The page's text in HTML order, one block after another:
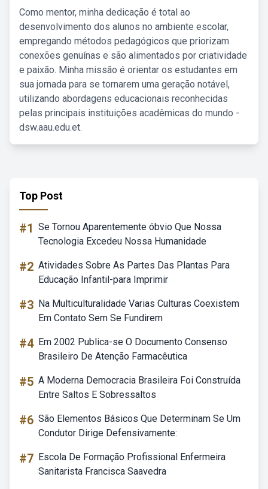
Como mentor, minha dedicação é total ao
desenvolvimento dos alunos no ambiente escolar,
empregando métodos pedagógicos que priorizam
conexões genuínas e são alimentados por criatividade
e paixão. Minha missão é orientar os estudantes em
sua jornada para se tornarem uma geração notável,
utilizando abordagens educacionais reconhecidas
pelas principais instituições acadêmicas do mundo -
dsw.aau.edu.et.
Top Post
#1 Se Tornou Aparentemente óbvio Que Nossa
Tecnologia Excedeu Nossa Humanidade
#2 Atividades Sobre As Partes Das Plantas Para
Educação Infantil-para Imprimir
#3 Na Multiculturalidade Varias Culturas Coexistem
Em Contato Sem Se Fundirem
#4 Em 2002 Publica-se O Documento Consenso
Brasileiro De Atenção Farmacêutica
#5 A Moderna Democracia Brasileira Foi Construída
Entre Saltos E Sobressaltos
#6 São Elementos Básicos Que Determinam Se Um
Condutor Dirige Defensivamente:
#7 Escola De Formação Profissional Enfermeira
Sanitarista Francisca Saavedra